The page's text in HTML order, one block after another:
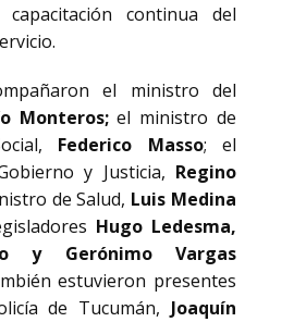
continua del
el ministro del
Monteros;el ministro de
Federico Masso; el
y Justicia, Regino
de Salud, Luis Medina
Hugo Ledesma,
y Gerónimo Vargas
estuvieron presentes
de Tucumán, Joaquín